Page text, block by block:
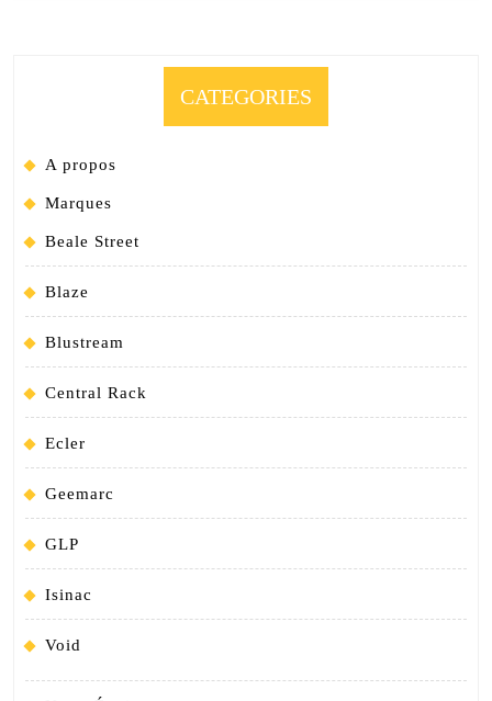
CATEGORIES
A propos
Marques
Beale Street
Blaze
Blustream
Central Rack
Ecler
Geemarc
GLP
Isinac
Void